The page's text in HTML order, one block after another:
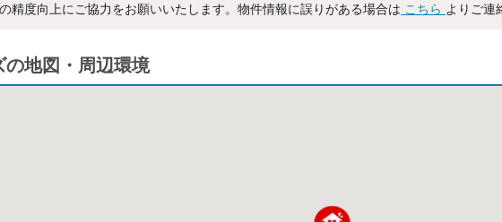
精度向上にご協力をお願いいたします。物件情報に誤りがある場合は こちら よりご連
の地図・周辺環境